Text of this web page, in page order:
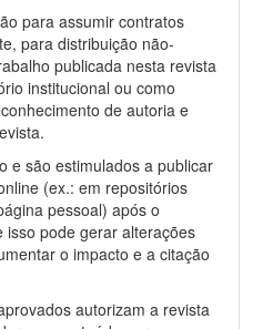
para assumir contratos
para distribuição não-
publicada nesta revista
institucional ou como
de autoria e
e são estimulados a publicar
(ex.: em repositórios
pessoal) após o
isso pode gerar alterações
o impacto e a citação
autorizam a revista